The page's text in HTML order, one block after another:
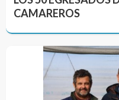
CAMAREROS